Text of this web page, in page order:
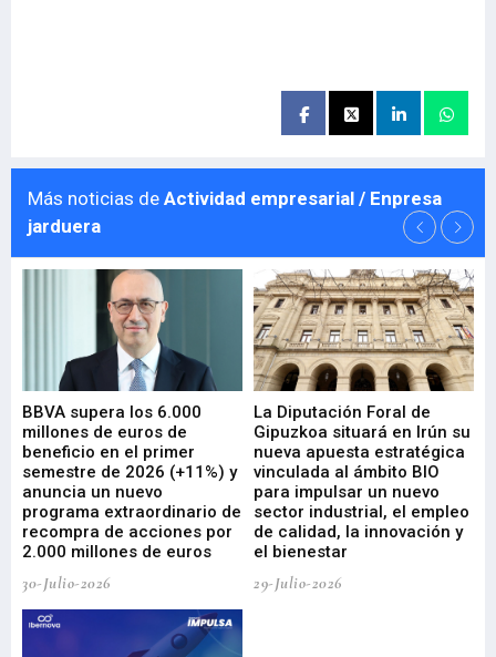
Más noticias de Actividad empresarial / Enpresa
jarduera
BBVA supera los 6.000
millones de euros de
beneficio en el primer
semestre de 2026 (+11%) y
anuncia un nuevo
programa extraordinario de
recompra de acciones por
2.000 millones de euros
30-Julio-2026
La Diputación Foral de
Gipuzkoa situará en Irún su
nueva apuesta estratégica
vinculada al ámbito BIO
para impulsar un nuevo
sector industrial, el empleo
de calidad, la innovación y
el bienestar
29-Julio-2026